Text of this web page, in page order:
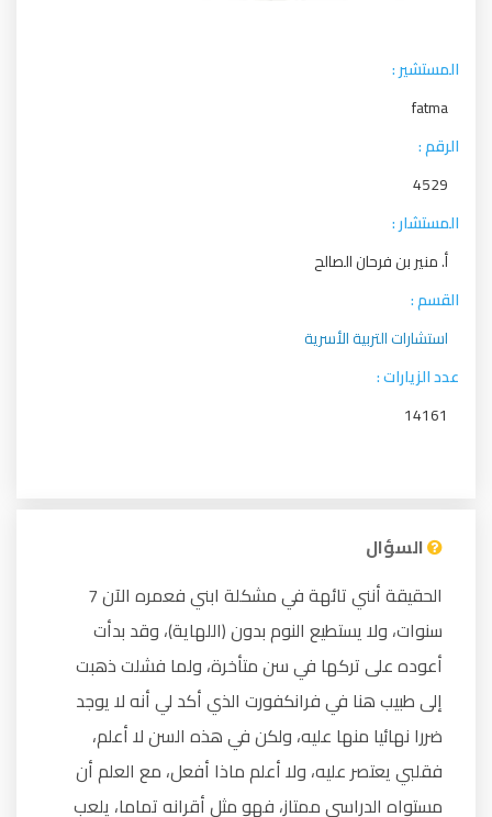
المستشير :
fatma
الرقم :
4529
المستشار :
أ. منير بن فرحان الصالح
القسم :
استشارات التربية الأسرية
عدد الزيارات :
14161
السؤال
الحقيقة أنني تائهة في مشكلة ابني فعمره الآن 7
سنوات، ولا يستطيع النوم بدون (اللهاية)، وقد بدأت
أعوده على تركها في سن متأخرة، ولما فشلت ذهبت
إلى طبيب هنا في فرانكفورت الذي أكد لي أنه لا يوجد
ضررا نهائيا منها عليه، ولكن في هذه السن لا أعلم،
فقلبي يعتصر عليه، ولا أعلم ماذا أفعل، مع العلم أن
مستواه الدراسي ممتاز، فهو مثل أقرانه تماما، يلعب